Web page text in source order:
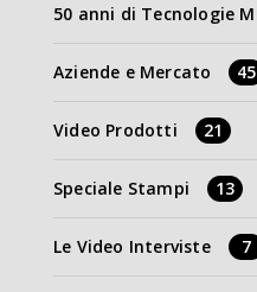
50 anni di Tecnologie
Aziende e Mercato 45
Video Prodotti 21
Speciale Stampi 13
Le Video Interviste 7